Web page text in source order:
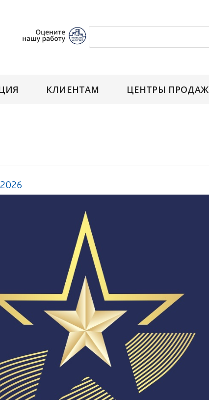
КЛИЕНТАМ ЦЕНТРЫ ПРОДАЖ